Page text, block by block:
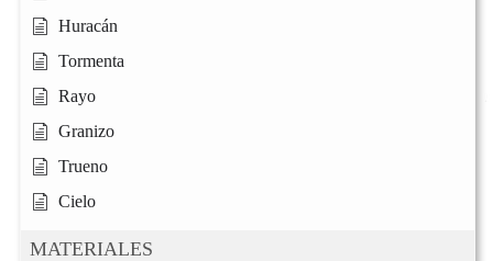
Huracán
Tormenta
Rayo
Granizo
Trueno
Cielo
MATERIALES